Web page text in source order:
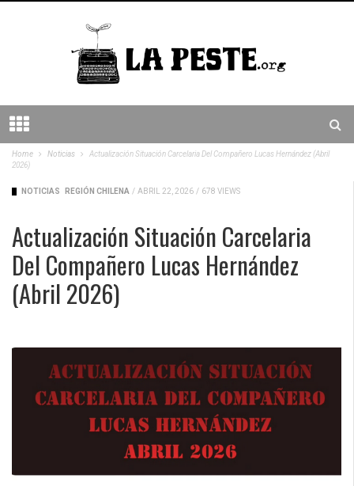
Home Noticias
Actualización Situación Carcelaria Del Compañero Lucas Hernández (Abril
2026)
NOTICIAS REGIÓN CHILENA / ABRIL 22, 2026 / 678 VIEWS
Actualización Situación Carcelaria
Del Compañero Lucas Hernández
(Abril 2026)